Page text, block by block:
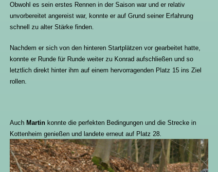
Obwohl es sein erstes Rennen in der Saison war und er relativ
unvorbereitet angereist war, konnte er auf Grund seiner Erfahrung
schnell zu alter Stärke finden.
Nachdem er sich von den hinteren Startplätzen vor gearbeitet hatte,
konnte er Runde für Runde weiter zu Konrad aufschließen und so
letztlich direkt hinter ihm auf einem hervorragenden Platz 15 ins Ziel
rollen.
Auch Martin konnte die perfekten Bedingungen und die Strecke in
Kottenheim genießen und landete erneut auf Platz 28.